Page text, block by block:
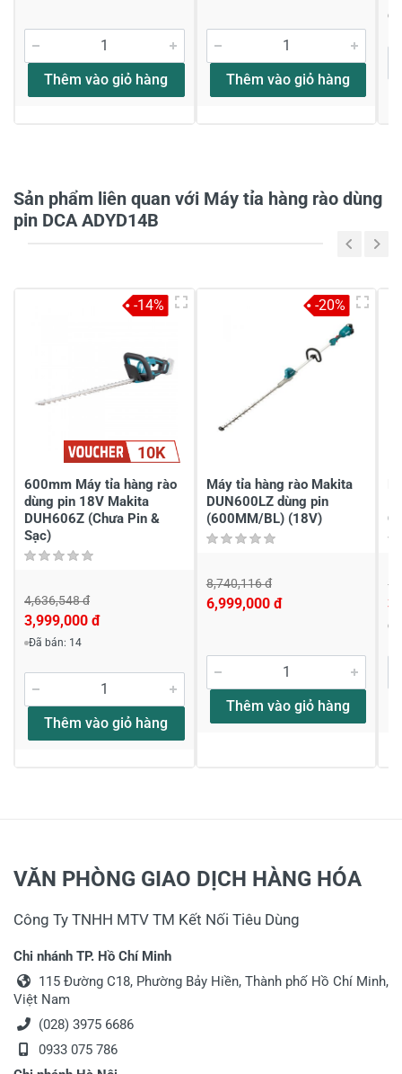
Đánh giá sao
Tiêu đề của nhận xét
Gửi nhận xét
Thêm vào giỏ hàng Thêm vào giỏ hàng
Sản phẩm liên quan với Máy tỉa hàng rào dùng
pin DCA ADYD14B
10K
600mm Máy tỉa hàng rào
dùng pin 18V Makita
DUH606Z (Chưa Pin &
Sạc)
4,636,548 đ
3,999,000 đ
Đã bán: 14
Thêm vào giỏ hàng
-14%
Máy tỉa hàng rào Makita
DUN600LZ dùng pin
(600MM/BL) (18V)
8,740,116 đ
6,999,000 đ
Thêm vào giỏ hàng
-20%
VĂN PHÒNG GIAO DỊCH HÀNG HÓA
Công Ty TNHH MTV TM Kết Nối Tiêu Dùng
Chi nhánh TP. Hồ Chí Minh
115 Đường C18, Phường Bảy Hiền, Thành phố Hồ Chí Minh,
Việt Nam
(028) 3975 6686
0933 075 786